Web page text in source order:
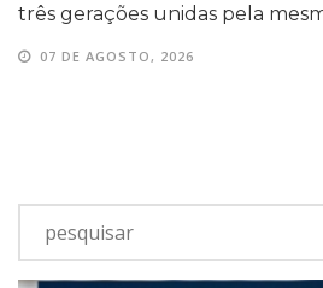
três gerações unidas pela
07 DE AGOSTO, 2026